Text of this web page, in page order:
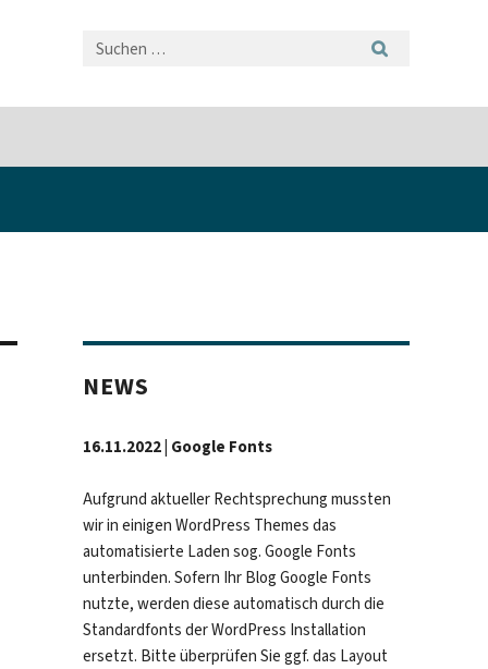
NEWS
16.11.2022 | Google Fonts
Aufgrund aktueller Rechtsprechung mussten
wir in einigen WordPress Themes das
automatisierte Laden sog. Google Fonts
unterbinden. Sofern Ihr Blog Google Fonts
nutzte, werden diese automatisch durch die
Standardfonts der WordPress Installation
ersetzt. Bitte überprüfen Sie ggf. das Layout